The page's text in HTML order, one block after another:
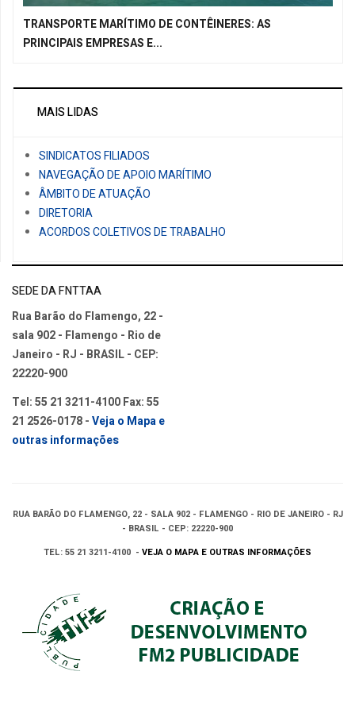
TRANSPORTE MARÍTIMO DE CONTÊINERES: AS
PRINCIPAIS EMPRESAS E...
MAIS LIDAS
SINDICATOS FILIADOS
NAVEGAÇÃO DE APOIO MARÍTIMO
ÂMBITO DE ATUAÇÃO
DIRETORIA
ACORDOS COLETIVOS DE TRABALHO
SEDE DA FNTTAA
Rua Barão do Flamengo, 22 -
sala 902 - Flamengo - Rio de
Janeiro - RJ - BRASIL - CEP:
22220-900
Tel: 55 21 3211-4100 Fax: 55
21 2526-0178 -Veja o Mapa e
outras informações
RUA BARÃO DO FLAMENGO, 22 - SALA 902 - FLAMENGO - RIO DE JANEIRO - RJ
- BRASIL - CEP: 22220-900
TEL: 55 21 3211-4100 - VEJA O MAPA E OUTRAS INFORMAÇÕES